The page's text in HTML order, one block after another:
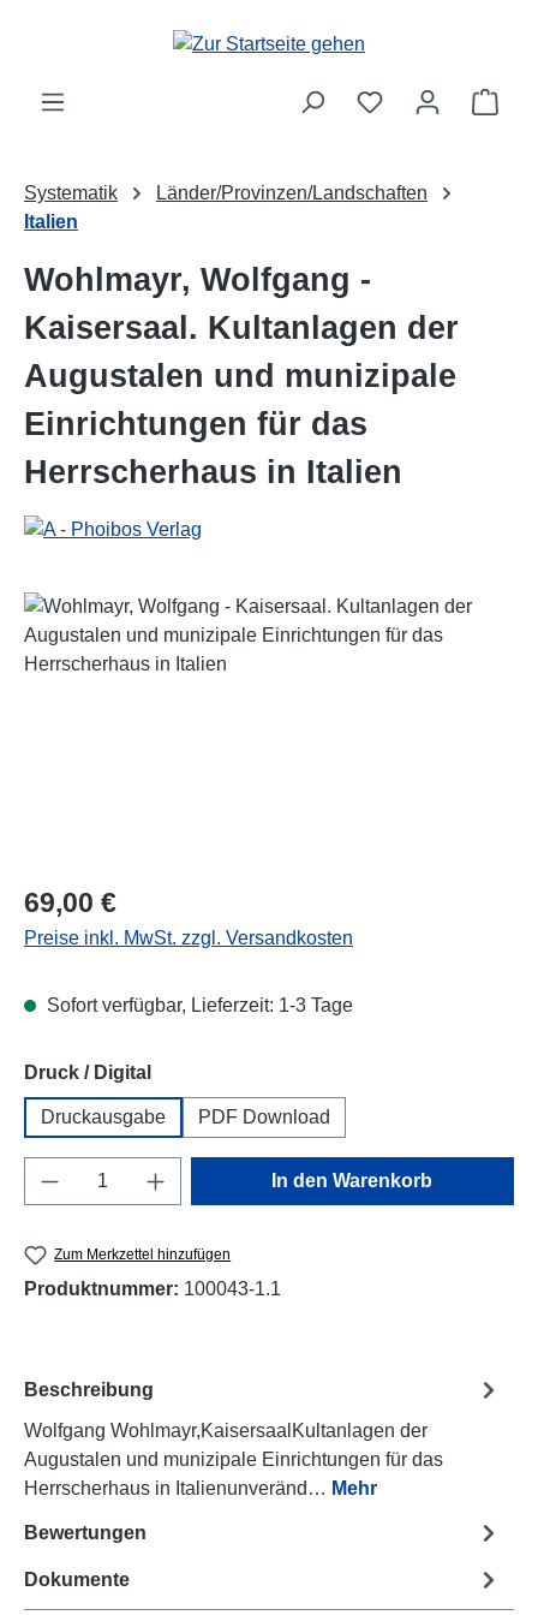
Zum Hauptinhalt springen
Systematik
Länder/Provinzen/Landschaften
Italien
Wohlmayr, Wolfgang -
Kaisersaal. Kultanlagen der
Augustalen und munizipale
Einrichtungen für das
Herrscherhaus in Italien
Bildergalerie überspringen
Regulärer Preis:
69,00 €
Preise inkl. MwSt. zzgl. Versandkosten
Sofort verfügbar, Lieferzeit: 1-3 Tage
Druck / Digitalauswählen
Druckausgabe PDF Download
Produkt Anzahl: Gib den gewünschten
In den Warenkorb
Zum Merkzettel hinzufügen
Produktnummer: 100043-1.1
Beschreibung
Wolfgang Wohlmayr,KaisersaalKultanlagen der
Augustalen und munizipale Einrichtungen für das
Herrscherhaus in Italienunveränd… Mehr
Bewertungen
Dokumente